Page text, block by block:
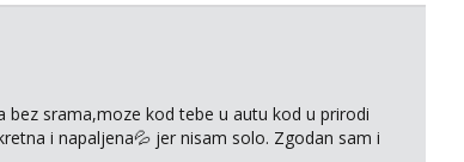
srama,moze kod tebe u autu kod u prirodi
i napaljena💦 jer nisam solo. Zgodan sam i